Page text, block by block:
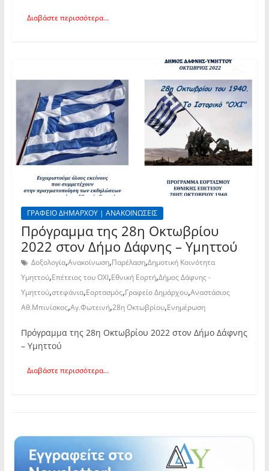
Διαβάστε περισσότερα...
ΓΡΑΦΕΙΟ ΔΗΜΑΡΧΟΥ | ΑΝΑΚΟΙΝΩΣΕΙΣ
Πρόγραμμα της 28η Οκτωβρίου
2022 στον Δήμο Δάφνης – Υμηττού
Δοξολογία,Ανακοίνωση,Παρέλαση,Δημοτική Κοινότητα
Υμηττού,Επέτειος του ΟΧΙ,Εθνική Εορτή,Δήμος Δάφνης -
Υμηττού,στεφάνια,Εορτασμός,Γραφείο Δημάρχου,Αναστάσιος
Αθ.Μπινίσκος,Αγ.Φωτεινή,28η Οκτωβρίου,Ενημέρωση
Πρόγραμμα της 28η Οκτωβρίου 2022 στον Δήμο Δάφνης
– Υμηττού
Διαβάστε περισσότερα...